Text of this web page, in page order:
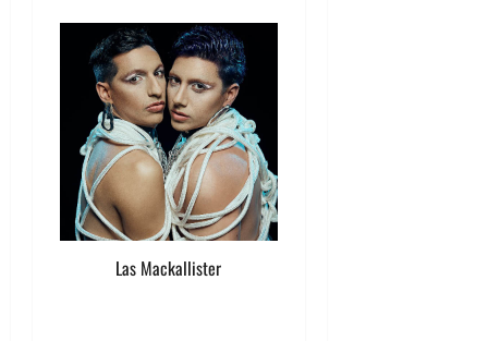
Las Mackallister